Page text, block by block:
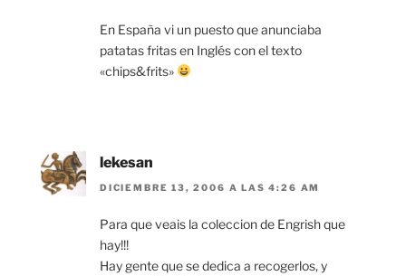
En España vi un puesto que anunciaba
patatas fritas en Inglés con el texto
«chips&frits»
lekesan
DICIEMBRE 13, 2006 A LAS 4:26 AM
Para que veais la coleccion de Engrish que
hay!!!
Hay gente que se dedica a recogerlos, y